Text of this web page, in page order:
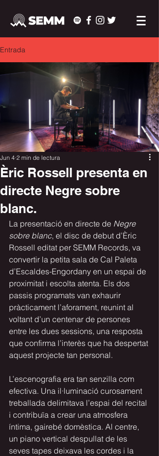
Entrada
Èric Rossell presenta en
directe Negre sobre
blanc.
Jun 4 2 min de lectura
La presentació en directe de Negre
sobre blanc, el disc de debut d’Èric
Rossell editat per SEMM Records, va
convertir la petita sala de Cal Paleta
d’Escaldes-Engordany en un espai de
proximitat i escolta atenta. Els dos
passis programats van exhaurir
pràcticament l’aforament, reunint al
voltant d’un centenar de persones
entre les dues sessions, una resposta
que confirma l’interès que ha despertat
aquest projecte tan personal.
L’escenografia era tan senzilla com
efectiva. Una il·luminació curosament
treballada delimitava l’espai del recital
i contribuïa a crear una atmosfera
íntima, gairebé domèstica. Al centre,
un piano vertical despullat de les
seves tapes deixava les cordes i la